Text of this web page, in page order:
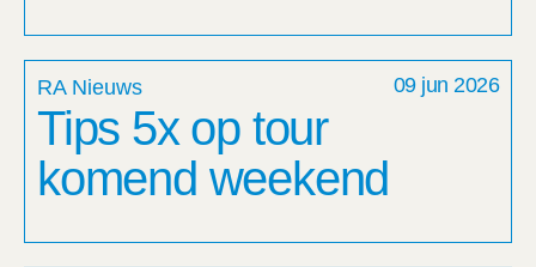
RA Nieuws 09 jun 2026
Tips 5x op tour
komend weekend